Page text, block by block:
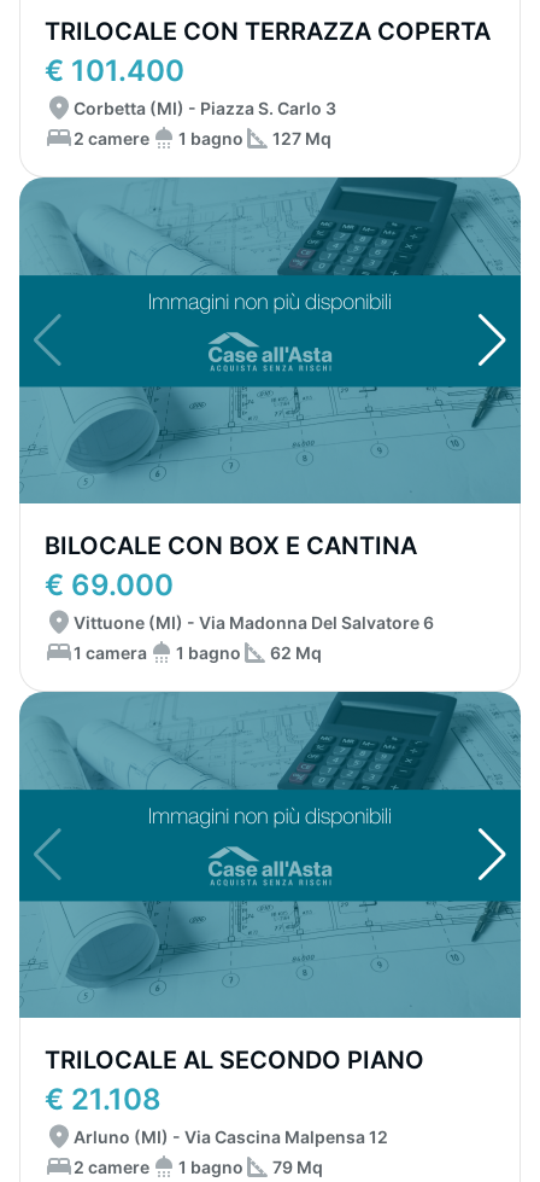
TRILOCALE CON TERRAZZA COPERTA
€ 101.400
Corbetta (MI) - Piazza S. Carlo 3
2 camere
1 bagno 127 Mq
BILOCALE CON BOX E CANTINA
€ 69.000
Vittuone (MI) - Via Madonna Del Salvatore 6
1 camera
1 bagno 62 Mq
TRILOCALE AL SECONDO PIANO
€ 21.108
Arluno (MI) - Via Cascina Malpensa 12
2 camere
1 bagno 79 Mq